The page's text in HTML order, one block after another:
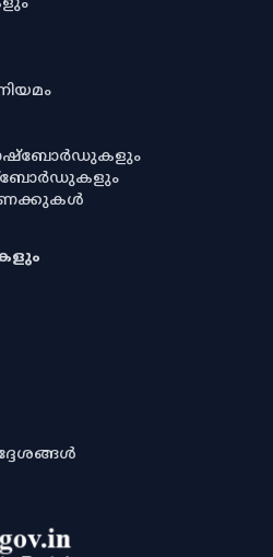
ഡാഷ്‌ബോർഡുകളും